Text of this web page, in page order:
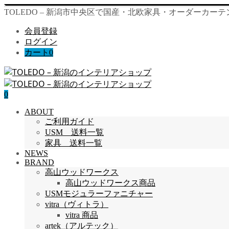
TOLEDO – 新潟市中央区で国産・北欧家具・オーダーカーテ
会員登録
ログイン
カート 0
0
ABOUT
ご利用ガイド
USM 送料一覧
家具 送料一覧
NEWS
BRAND
高山ウッドワークス
高山ウッドワークス商品
USMモジュラーファニチャー
vitra（ヴィトラ）
vitra 商品
artek（アルテック）